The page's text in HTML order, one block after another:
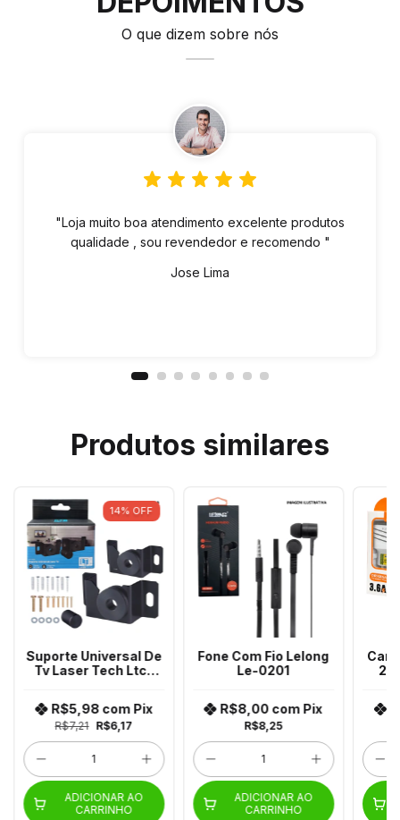
O que dizem sobre nós
"Loja muito boa atendimento excelente produtos
qualidade , sou revendedor e recomendo "
Jose Lima
Produtos similares
14% OFF
Suporte Universal De
Tv Laser Tech Ltc-
R$7,21 R$6,17
R$5,98 com Pix
ADICIONAR AO
CARRINHO
Fone Com Fio Lelong
Le-0201
R$8,25
R$8,00 com Pix
ADICIONAR AO
CARRINHO
2